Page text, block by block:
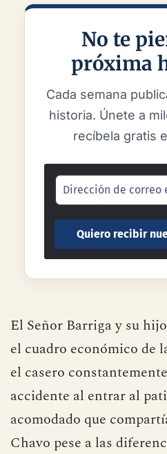
No te
próxima
Cada semana
historia. Únete a
recíbela gratis
El Señor Barriga y su
el cuadro económico de
el casero
accidente al entrar al
acomodado que
Chavo pese a las